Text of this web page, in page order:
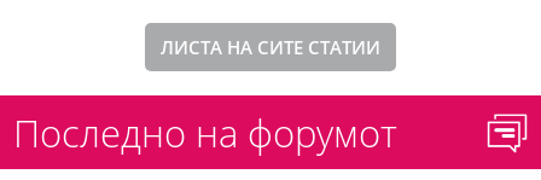
ЛИСТА НА СИТЕ СТАТИИ
Последно на форумот